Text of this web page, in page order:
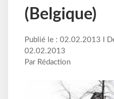
(Belgique)
Publié le : 02.02.2013 I
02.02.2013
Par Rédaction